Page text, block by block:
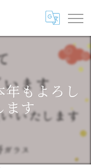
年もよろし
ます